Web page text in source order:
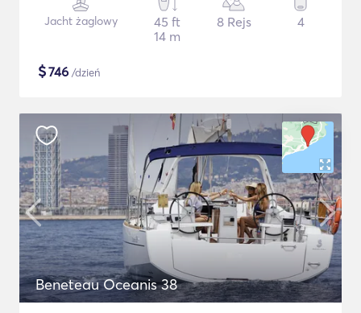
Jacht żaglowy
45 ft
14 m
8 Rejs 4
$746 /dzień
Beneteau Oceanis 38